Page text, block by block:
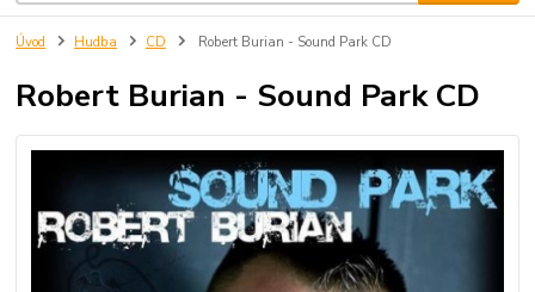
Úvod Hudba CD Robert Burian - Sound Park CD
Robert Burian - Sound Park CD